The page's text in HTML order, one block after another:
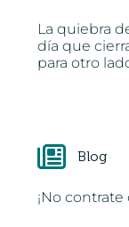
La quiebra
día que
para otro
Blog
¡No